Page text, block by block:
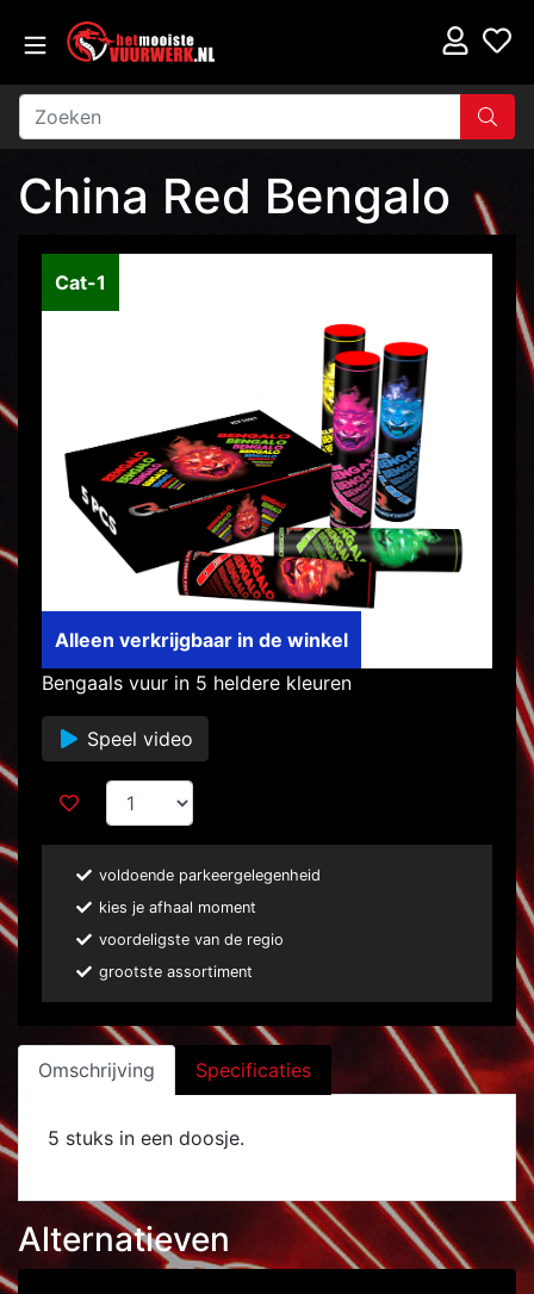
China Red Bengalo
Cat-1
Alleen verkrijgbaar in de winkel
Bengaals vuur in 5 heldere kleuren
Speel video
voldoende parkeergelegenheid
kies je afhaal moment
voordeligste van de regio
grootste assortiment
Omschrijving Specificaties
5 stuks in een doosje.
Alternatieven